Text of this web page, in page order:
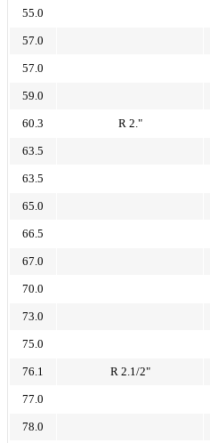
55.0
57.0
57.0
59.0
60.3 R 2."
63.5
63.5
65.0
66.5
67.0
70.0
73.0
75.0
76.1 R 2.1/2"
77.0
78.0